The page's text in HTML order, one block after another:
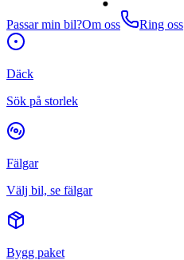
Passar min bil?Om oss Ring oss
Däck
Sök på storlek
Fälgar
Välj bil, se fälgar
Bygg paket